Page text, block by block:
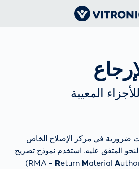
المعيبة
ضرورية في مركز الإصلاح الخاص
المتفق عليه. استخدم نموذج تصريح
Return Material A
uthorization)